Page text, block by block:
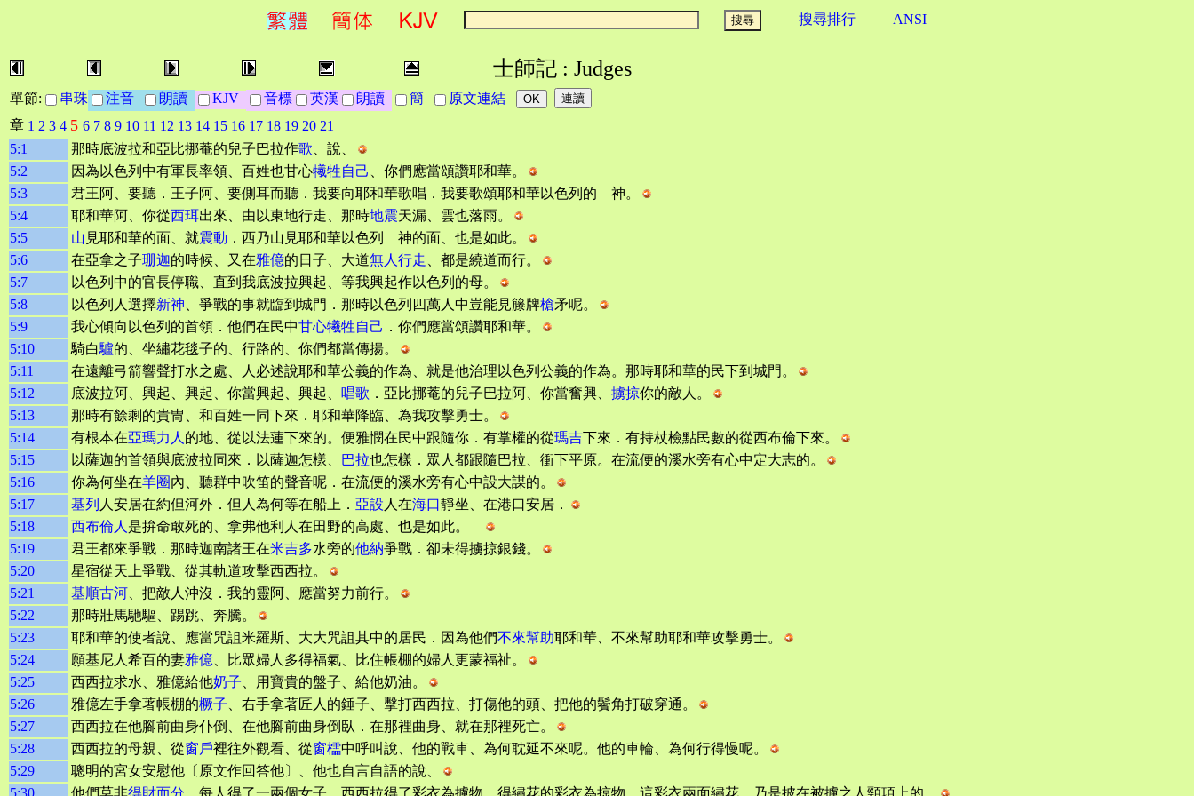
搜尋排行 ANSI
士師記 : Judges
單節: 串珠 注音 朗讀 KJV 音標 英漢 朗讀 簡
原文連結
章 1 2 3 4 5 6 7 8 9 10 11 12 13 14 15 16 17 18 19 20 21
5:1
那時底波拉和亞比挪菴的兒子巴拉作歌 、說、
5:2
因為以色列中有軍長率領、百姓也甘心犧牲自己
、你們應當頌讚耶和華。
5:3
君王阿、要聽．王子阿、要側耳而聽．我要向耶和華歌唱．我要歌頌耶和華以色列的 神。
5:4
耶和華阿、你從西珥出來、由以東地行走、那時地震天漏、雲也落雨。
5:5
山 見耶和華的面、就震動 ．西乃山見耶和華以色列 神的面、也是如此。
5:6
在亞拿之子珊迦的時候、又在雅億的日子、大道無人行走 、都是繞道而行。
5:7
以色列中的官長停職、直到我底波拉興起、等我興起作以色列的母。
5:8
以色列人選擇新神 、爭戰的事就臨到城門．那時以色列四萬人中豈能見籐牌槍矛呢。
5:9
我心傾向以色列的首領．他們在民中甘心犧牲自己 ．你們應當頌讚耶和華。
5:10
騎白驢的、坐繡花毯子的、行路的、你們都當傳揚。
5:11
在遠離弓箭響聲打水之處、人必述說耶和華公義的作為、就是他治理以色列公義的作為。那時耶和華的民下到城門。
5:12
底波拉阿、興起、興起、你當興起、興起、 唱歌 ．亞比挪菴的兒子巴拉阿、你當奮興、 擄掠你的敵人。
5:13
那時有餘剩的貴冑、和百姓一同下來．耶和華降臨、為我攻擊勇士。
5:14
有根本在亞瑪力人 的地、從以法蓮下來的。便雅憫在民中跟隨你．有掌權的從瑪吉下來．有持杖檢點民數的從西布倫下來。
5:15
以薩迦的首領與底波拉同來．以薩迦怎樣、 巴拉也怎樣．眾人都跟隨巴拉、衝下平原。在流便的溪水旁有心中定大志的。
5:16
你為何坐在羊圈內、聽群中吹笛的聲音呢．在流便的溪水旁有心中設大謀的。
5:17
基列 人安居在約但河外．但人為何等在船上． 亞設 人在海口靜坐、在港口安居．
5:18
西布倫人 是拚命敢死的、拿弗他利人在田野的高處、也是如此。
5:19
君王都來爭戰．那時迦南諸王在米吉多水旁的他納爭戰．卻未得擄掠銀錢。
5:20
星宿從天上爭戰、從其軌道攻擊西西拉。
5:21
基順古河 、把敵人沖沒．我的靈阿、應當努力前行。
5:22
那時壯馬馳驅、踢跳、奔騰。
5:23
耶和華的使者說、應當咒詛米羅斯、大大咒詛其中的居民．因為他們不來幫助耶和華、不來幫助耶和華攻擊勇士。
5:24
願基尼人希百的妻雅億 、比眾婦人多得福氣、比住帳棚的婦人更蒙福祉。
5:25
西西拉求水、雅億給他奶子 、用寶貴的盤子、給他奶油。
5:26
雅億左手拿著帳棚的橛子 、右手拿著匠人的錘子、擊打西西拉、打傷他的頭、把他的鬢角打破穿通。
5:27
西西拉在他腳前曲身仆倒、在他腳前曲身倒臥．在那裡曲身、就在那裡死亡。
5:28
西西拉的母親、從窗戶裡往外觀看、從窗櫺中呼叫說、他的戰車、為何耽延不來呢。他的車輪、為何行得慢呢。
5:29
聰明的宮女安慰他〔原文作回答他〕、他也自言自語的說、
5:30
他們莫非得財而分 ．每人得了一兩個女子．西西拉得了彩衣為擄物、得繡花的彩衣為掠物．這彩衣兩面繡花。乃是披在被擄之人頸項上的。